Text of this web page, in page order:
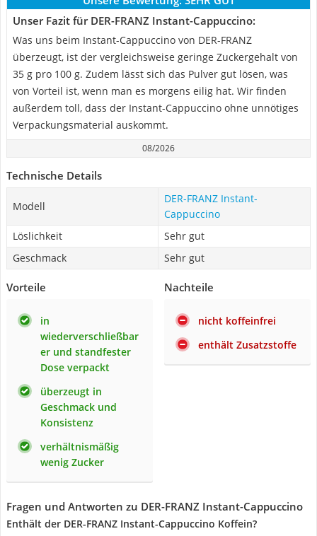
Unser Fazit für DER-FRANZ Instant-Cappuccino:
Was uns beim Instant-Cappuccino von DER-FRANZ
überzeugt, ist der vergleichsweise geringe Zuckergehalt von
35 g pro 100 g. Zudem lässt sich das Pulver gut lösen, was
von Vorteil ist, wenn man es morgens eilig hat. Wir finden
außerdem toll, dass der Instant-Cappuccino ohne unnötiges
Verpackungsmaterial auskommt.
08/2026
Technische Details
Modell
DER-FRANZ Instant-
Cappuccino
Löslichkeit
Sehr gut
Geschmack
Sehr gut
Vorteile
in
wiederverschließbar
er und standfester
Dose verpackt
überzeugt in
Geschmack und
Konsistenz
verhältnismäßig
wenig Zucker
Nachteile
nicht koffeinfrei
enthält Zusatzstoffe
Fragen und Antworten zu DER-FRANZ Instant-Cappuccino
Enthält der DER-FRANZ Instant-Cappuccino Koffein?